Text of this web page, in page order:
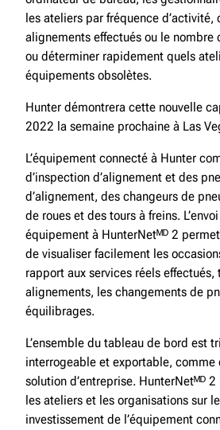
les ateliers par fréquence d’activité,
alignements effectués ou le nombre
ou déterminer rapidement quels
équipements obsolètes.
Hunter démontrera cette nouvelle
2022 la semaine prochaine à Las
L’équipement connecté à Hunter
d’inspection d’alignement et des
d’alignement, des changeurs de
de roues et des tours à freins.
équipement à HunterNetᴹᴰ 2
de visualiser facilement les
rapport aux services réels effectués,
alignements, les changements de
équilibrages.
L’ensemble du tableau de bord est
interrogeable et exportable, comme
solution d’entreprise. HunterNetᴹᴰ
les ateliers et les organisations sur
investissement de l’équipement